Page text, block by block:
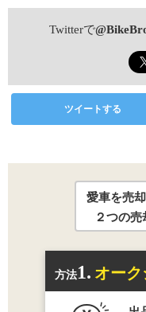
Twitterで
ツイートする
愛車を売
２つの売
方法1. オーク